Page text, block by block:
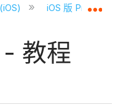
iOS 版 Procore
教程